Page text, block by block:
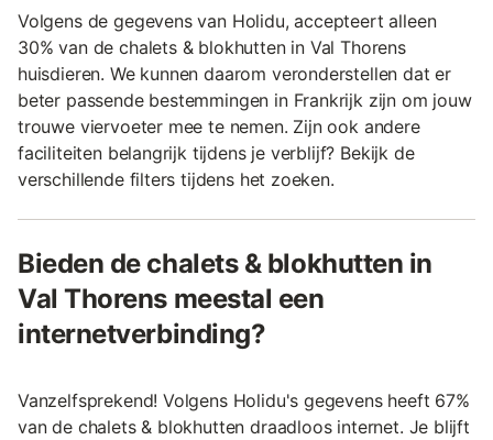
Volgens de gegevens van Holidu, accepteert alleen
30% van de chalets & blokhutten in Val Thorens
huisdieren. We kunnen daarom veronderstellen dat er
beter passende bestemmingen in Frankrijk zijn om jouw
trouwe viervoeter mee te nemen. Zijn ook andere
faciliteiten belangrijk tijdens je verblijf? Bekijk de
verschillende filters tijdens het zoeken.
Bieden de chalets & blokhutten in
Val Thorens meestal een
internetverbinding?
Vanzelfsprekend! Volgens Holidu's gegevens heeft 67%
van de chalets & blokhutten draadloos internet. Je blijft